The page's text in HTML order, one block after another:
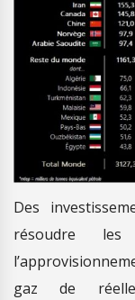
Des
résoudre
gaz de